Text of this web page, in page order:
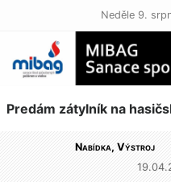
Neděle 9.
Predám zátylník na
Nabídka, Výstroj